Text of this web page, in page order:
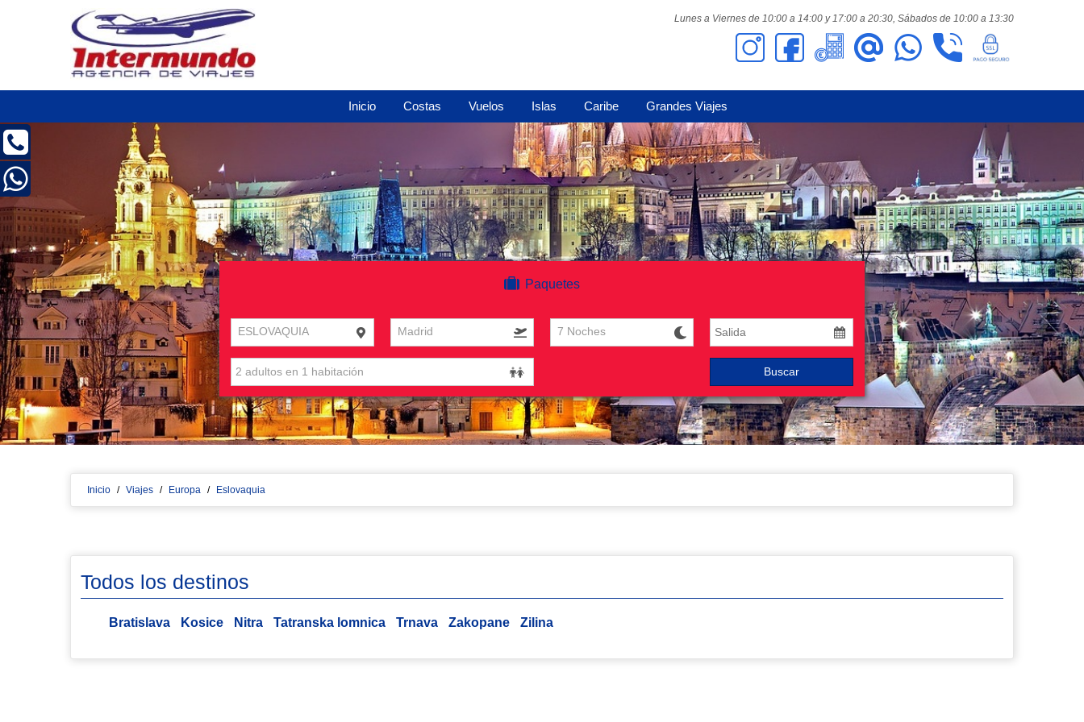
Lunes a Viernes de 10:00 a 14:00 y 17:00 a 20:30, Sábados de 10:00 a 13:30
Inicio Costas Vuelos Islas Caribe Grandes Viajes
Paquetes
ESLOVAQUIA Madrid 7 Noches
Buscar
Inicio / Viajes / Europa / Eslovaquia
Todos los destinos
Bratislava Kosice Nitra Tatranska lomnica Trnava Zakopane Zilina